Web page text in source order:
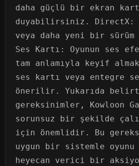
daha güçlü bir ekran
duyabilirsiniz. DirectX:
veya daha yeni bir
Ses Kartı: Oyunun ses
tam anlamıyla keyif
ses kartı veya entegre
önerilir. Yukarıda
gereksinimler, Kowloon
sorunsuz bir şekilde
için önemlidir. Bu
uygun bir sistemle oyunu
heyecan verici bir